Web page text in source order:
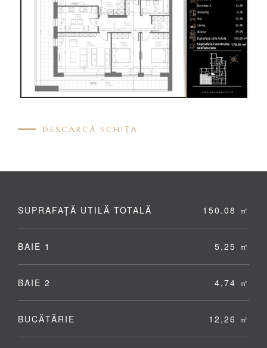
DESCARCĂ SCHIȚA
SUPRAFAȚĂ UTILĂ TOTALĂ 150.08 ㎡
BAIE 1 5,25 ㎡
BAIE 2 4,74 ㎡
BUCĂTĂRIE 12,26 ㎡